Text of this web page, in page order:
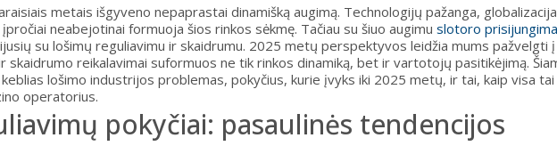
metais išgyveno nepaprastai dinamišką augimą. Technologijų pažanga,
neabejotinai formuoja šios rinkos sėkmę. Tačiau su šiuo augimu slotoro
su lošimų reguliavimu ir skaidrumu. 2025 metų perspektyvos leidžia mums pažvelgti
skaidrumo reikalavimai suformuos ne tik rinkos dinamiką, bet ir vartotojų pasitikėjimą.
lošimo industrijos problemas, pokyčius, kurie įvyks iki 2025 metų, ir tai, kaip visa tai
operatorius.
pokyčiai: pasaulinės tendencijos